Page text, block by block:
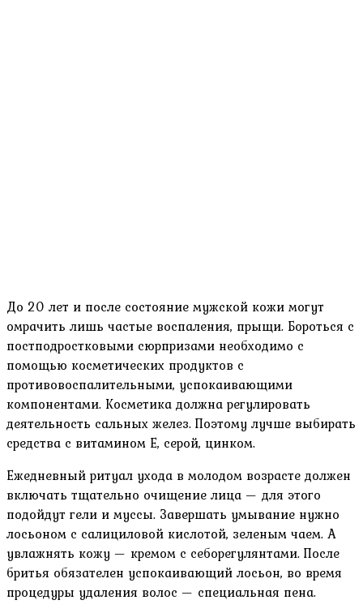
До 20 лет и после состояние мужской кожи могут
омрачить лишь частые воспаления, прыщи. Бороться с
постподростковыми сюрпризами необходимо с
помощью косметических продуктов с
противовоспалительными, успокаивающими
компонентами. Косметика должна регулировать
деятельность сальных желез. Поэтому лучше выбирать
средства с витамином Е, серой, цинком.
Ежедневный ритуал ухода в молодом возрасте должен
включать тщательно очищение лица — для этого
подойдут гели и муссы. Завершать умывание нужно
лосьоном с салициловой кислотой, зеленым чаем. А
увлажнять кожу — кремом с себорегулянтами. После
бритья обязателен успокаивающий лосьон, во время
процедуры удаления волос — специальная пена.